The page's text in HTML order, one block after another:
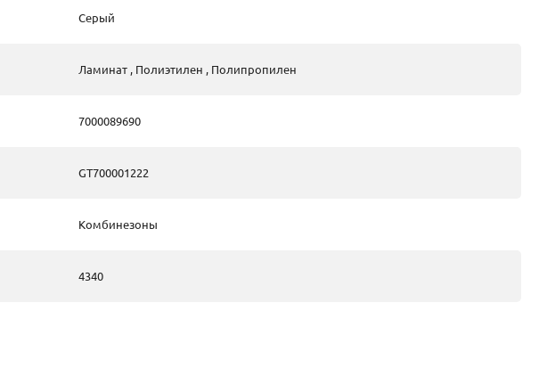
Серый
Ламинат , Полиэтилен , Полипропилен
7000089690
GT700001222
Комбинезоны
4340